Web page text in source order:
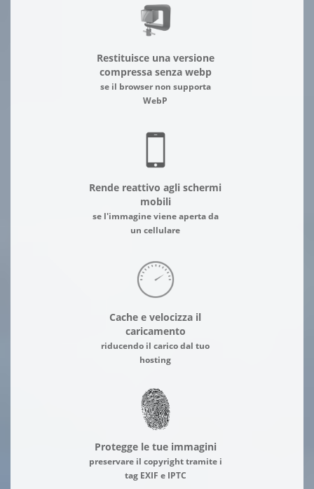
Restituisce una versione
compressa senza webp
se il browser non supporta
WebP
Rende reattivo agli schermi
mobili
se l'immagine viene aperta da
un cellulare
Cache e velocizza il
caricamento
riducendo il carico dal tuo
hosting
Protegge le tue immagini
preservare il copyright tramite i
tag EXIF e IPTC